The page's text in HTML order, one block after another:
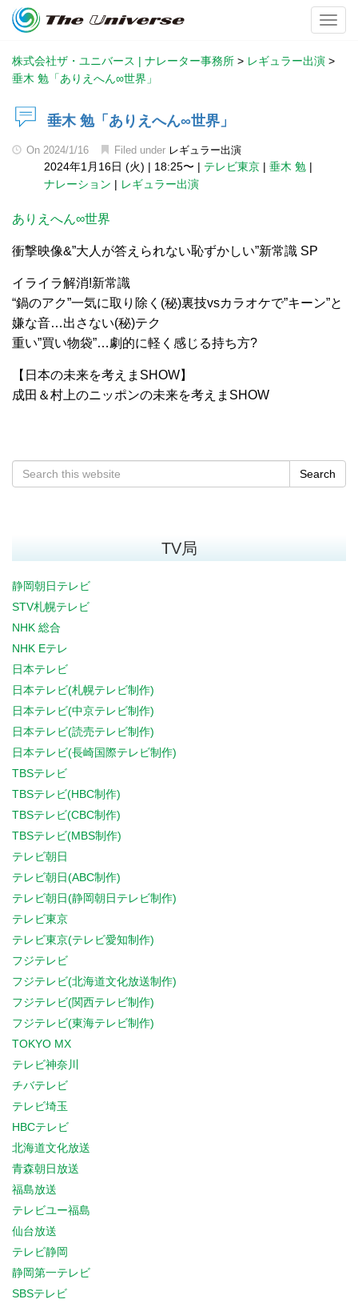
株式会社ザ・ユニバース | ナレーター事務所 > レギュラー出演 >
垂木 勉「ありえへん∞世界」
垂木 勉「ありえへん∞世界」
On 2024/1/16 Filed under レギュラー出演
2024年1月16日 (火) | 18:25〜 | テレビ東京 | 垂木 勉 |
ナレーション | レギュラー出演
ありえへん∞世界
衝撃映像&”大人が答えられない恥ずかしい”新常識 SP
イライラ解消!新常識
“鍋のアク”一気に取り除く(秘)裏技vsカラオケで”キーン”と
嫌な音…出さない(秘)テク
重い”買い物袋”…劇的に軽く感じる持ち方?
【日本の未来を考えまSHOW】
成田＆村上のニッポンの未来を考えまSHOW
Search
TV局
静岡朝日テレビ
STV札幌テレビ
NHK 総合
NHK Eテレ
日本テレビ
日本テレビ(札幌テレビ制作)
日本テレビ(中京テレビ制作)
日本テレビ(読売テレビ制作)
日本テレビ(長崎国際テレビ制作)
TBSテレビ
TBSテレビ(HBC制作)
TBSテレビ(CBC制作)
TBSテレビ(MBS制作)
テレビ朝日
テレビ朝日(ABC制作)
テレビ朝日(静岡朝日テレビ制作)
テレビ東京
テレビ東京(テレビ愛知制作)
フジテレビ
フジテレビ(北海道文化放送制作)
フジテレビ(関西テレビ制作)
フジテレビ(東海テレビ制作)
TOKYO MX
テレビ神奈川
チバテレビ
テレビ埼玉
HBCテレビ
北海道文化放送
青森朝日放送
福島放送
テレビユー福島
仙台放送
テレビ静岡
静岡第一テレビ
SBSテレビ